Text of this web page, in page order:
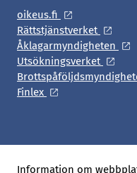
oikeus.fi
Rättstjänstverket
Åklagarmyndigheten
Utsökningsverket
Finlex
Information om